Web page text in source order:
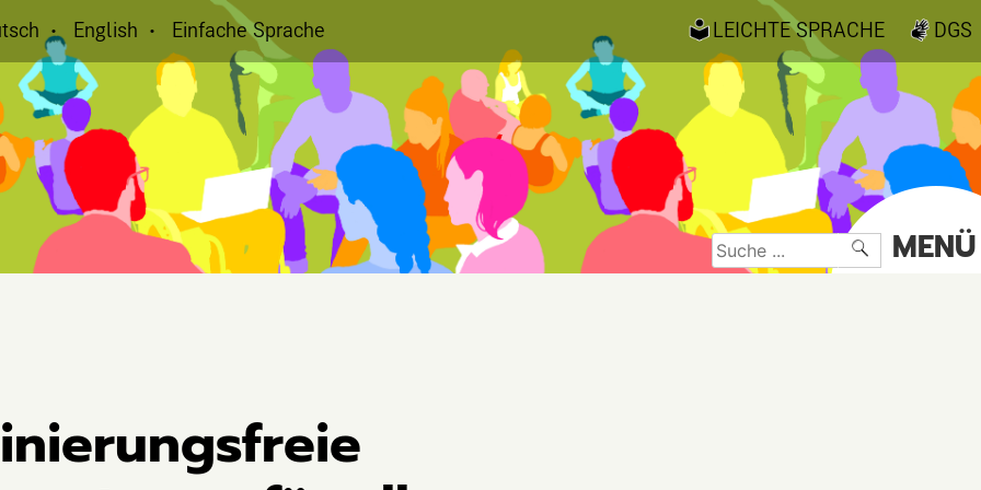
English Einfache Sprache DGS
LEICHTE SPRACHE
Suche
nach:
MENÜ